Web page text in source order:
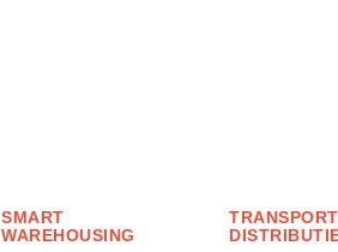
SMART
WAREHOUSING